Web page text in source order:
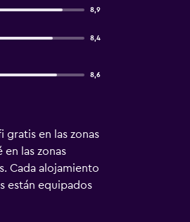
8,9
8,4
8,6
en las zonas
las zonas
Cada alojamiento
están equipados